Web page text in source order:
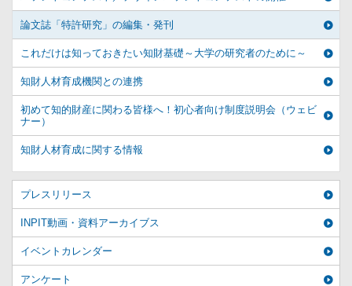
論文誌「特許研究」の編集・発刊
これだけは知っておきたい知財基礎～大学の研究者のために～
知財人材育成機関との連携
初めて知的財産に関わる皆様へ！初心者向け制度説明会（ウェビ
ナー）
知財人材育成に関する情報
プレスリリース
INPIT動画・資料アーカイブス
イベントカレンダー
アンケート